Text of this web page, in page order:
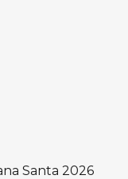
Santa 2026